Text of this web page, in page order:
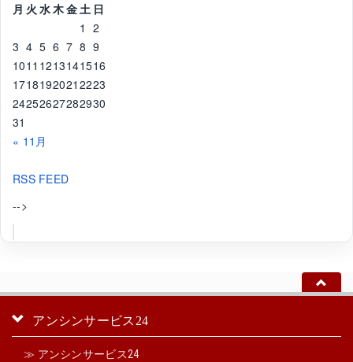
月 火 水木金土 日
1 2
3 4 5 6 7 8 9
1011 1213141516
1718192021 2223
24252627282930
31
« 11月
RSS FEED
-->
アンシンサービス24
≫ アンシンサービス24